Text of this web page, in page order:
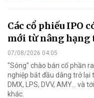
Các cổ phiếu IPO
mới từ nâng hạng
07/08/2026 04:05
"Sóng" chào bán cổ phần
nghiệp bắt đầu dâng trở lại
DMX, LPS, DVV, AMY... và
khác.